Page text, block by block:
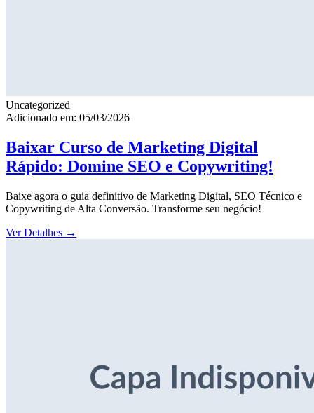
Uncategorized
Adicionado em: 05/03/2026
Baixar Curso de Marketing Digital
Rápido: Domine SEO e Copywriting!
Baixe agora o guia definitivo de Marketing Digital, SEO Técnico e
Copywriting de Alta Conversão. Transforme seu negócio!
Ver Detalhes →